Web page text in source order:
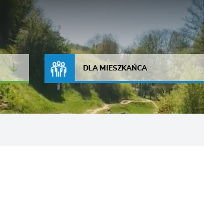
JAKOŚĆ POWIETRZA
DLA MIESZKAŃCA